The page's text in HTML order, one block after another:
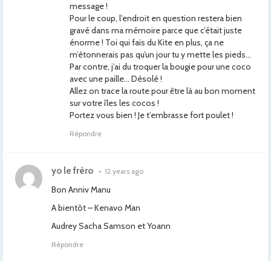
message !
Pour le coup, l’endroit en question restera bien
gravé dans ma mémoire parce que c’était juste
énorme ! Toi qui fais du Kite en plus, ça ne
m’étonnerais pas qu’un jour tu y mette les pieds…
Par contre, j’ai du troquer la bougie pour une coco
avec une paille… Désolé !
Allez on trace la route pour être là au bon moment
sur votre îles les cocos !
Portez vous bien ! Je t’embrasse fort poulet !
Répondre
yo le frèro • 12 years ago
Bon Anniv Manu
A bientôt – Kenavo Man
Audrey Sacha Samson et Yoann
Répondre